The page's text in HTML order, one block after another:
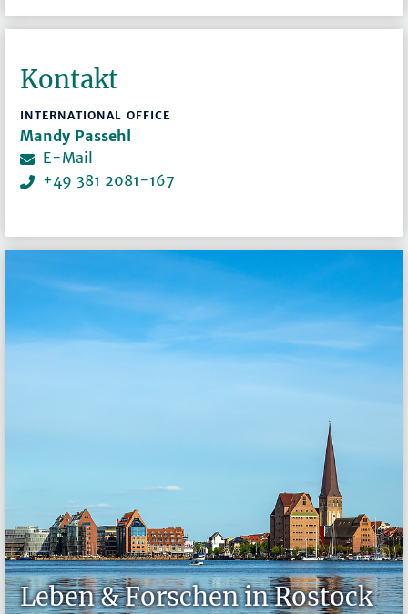
Kontakt
INTERNATIONAL OFFICE
Mandy Passehl
E-Mail
+49 381 2081-167
Leben & Forschen in Rostock